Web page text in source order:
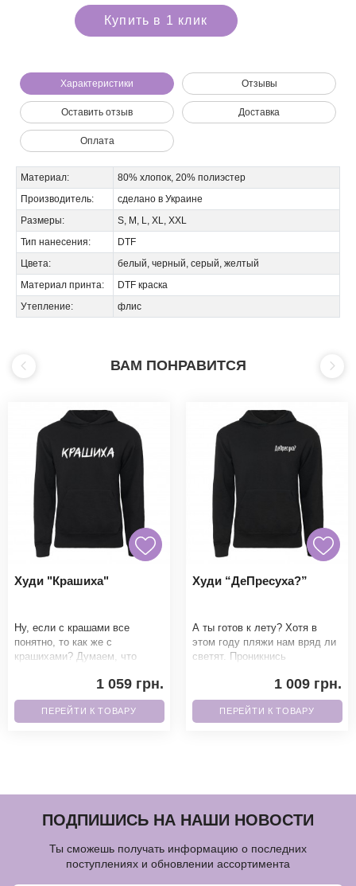
Купить в 1 клик
Характеристики Отзывы
Оставить отзыв Доставка
Оплата
Материал:
80% хлопок, 20% полиэстер
Производитель:
сделано в Украине
Размеры:
S, M, L, XL, XXL
Тип нанесения:
DTF
Цвета:
белый, черный, серый, желтый
Материал принта:
DTF краска
Утепление:
флис
ВАМ ПОНРАВИТСЯ
Худи "Крашиха"
Ну, если с крашами все
понятно, то как же с
крашихами? Думаем, что
женщина должна иметь такой
прин
1 059 грн.
ПЕРЕЙТИ К ТОВАРУ
Худи “ДеПресуха?”
А ты готов к лету? Хотя в
этом году пляжи нам вряд ли
светят. Проникнись
Благодаря качественн1 009 грн.
ПЕРЕЙТИ К ТОВАРУ
ПОДПИШИСЬ НА НАШИ НОВОСТИ
Ты сможешь получать информацию о последних
поступлениях и обновлении ассортимента
Мы позвоним вам на номер: